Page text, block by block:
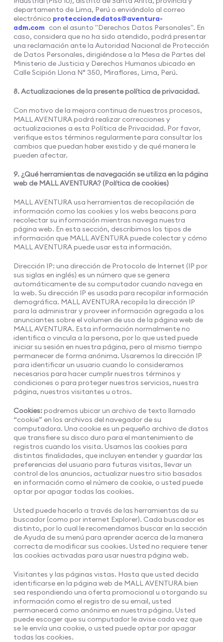
departamento de Lima, Perú o enviándolo al correo
electrónico protecciondedatos@aventura-
adm.com con el asunto "Derechos Datos Personales". En
caso, considera que no ha sido atendido, podrá presentar
una reclamación ante la Autoridad Nacional de Protección
de Datos Personales, dirigiéndose a la Mesa de Partes del
Ministerio de Justicia y Derechos Humanos ubicado en
Calle Scipión Llona N° 350, Miraflores, Lima, Perú.
8. Actualizaciones de la presente política de privacidad.
Con motivo de la mejora continua de nuestros procesos,
MALL AVENTURA podrá realizar correcciones y
actualizaciones a esta Política de Privacidad. Por favor,
verifique estos términos regularmente para consultar los
cambios que puedan haber existido y de qué manera le
pueden afectar.
9. ¿Qué herramientas de navegación se utiliza en la página
web de MALL AVENTURA? (Política de cookies)
MALL AVENTURA usa herramientas de recopilación de
información como las cookies y los webs beacons para
recolectar su información mientras navega nuestra
página web. En esta sección, describimos los tipos de
información que MALL AVENTURA puede colectar y cómo
MALL AVENTURA puede usar esta información.
Dirección IP: una dirección de Protocolo de Internet (IP por
sus siglas en inglés) es un número que se genera
automáticamente de su computador cuando navega en
la web. Su dirección IP es usada para recopilar información
demográfica. MALL AVENTURA recopila la dirección IP
para la administrar y proveer información agregada a los
anunciantes sobre el volumen de uso de la página web de
MALL AVENTURA. Esta información normalmente no
identifica o vincula a la persona, por lo que usted puede
iniciar su sesión en nuestra página, pero al mismo tiempo
permanecer de forma anónima. Usaremos la dirección IP
para identificar un usuario cuando lo consideramos
necesarios para hacer cumplir nuestros términos y
condiciones o para proteger nuestros servicios, nuestra
página, nuestros visitantes u otros.
Cookies:podremos ubicar un archivo de texto llamado
“cookie” en los archivos del navegador de su
computadora. Una cookie es un pequeño archivo de datos
que transfiere su disco duro para el mantenimiento de
registros cuando los visita. Usamos las cookies para
distintas finalidades, que incluyen entender y guardar las
preferencias del usuario para futuras visitas, llevar un
control de los anuncios, actualizar nuestro sitio basados
en información como el número de cookie, o usted puede
optar por apagar todas las cookies.
Usted puede hacerlo a través de las herramientas de su
buscador (como por internet Explorer). Cada buscador es
distinto, por lo cual le recomendamos buscar en la sección
de Ayuda de su menú para aprender acerca de la manera
correcta de modificar sus cookies. Usted no requiere tener
las cookies activadas para usar nuestra página web.
Visitantes y las páginas vistas. Hasta que usted decida
identificarse en la página web de MALL AVENTURA bien
sea respondiendo una oferta promocional u otorgando su
información como el registro de su email, usted
permanecerá como anónimo en nuestra página. Usted
puede escoger que su computador le avise cada vez que
se le envía una cookie, o usted puede optar por apagar
todas las cookies.